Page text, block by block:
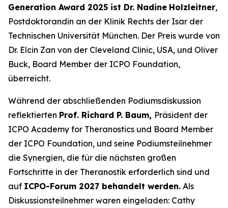
Generation Award 2025 ist Dr. Nadine Holzleitner,
Postdoktorandin an der Klinik Rechts der Isar der
Technischen Universität München. Der Preis wurde von
Dr. Elcin Zan von der Cleveland Clinic, USA, und Oliver
Buck, Board Member der ICPO Foundation,
überreicht.
Während der abschließenden Podiumsdiskussion
reflektierten Prof. Richard P. Baum, Präsident der
ICPO Academy for Theranostics und Board Member
der ICPO Foundation, und seine Podiumsteilnehmer
die Synergien, die für die nächsten großen
Fortschritte in der Theranostik erforderlich sind und
auf ICPO-Forum 2027 behandelt werden. Als
Diskussionsteilnehmer waren eingeladen: Cathy